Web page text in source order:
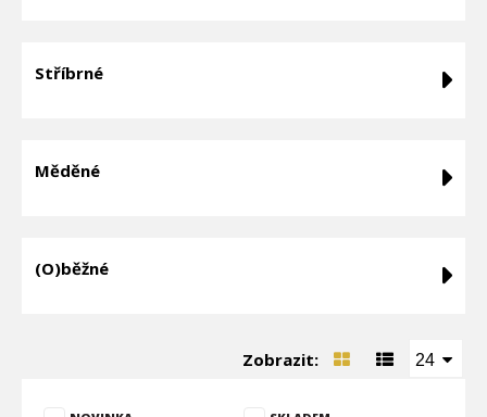
Stříbrné
Měděné
(O)běžné
Zobrazit: 24